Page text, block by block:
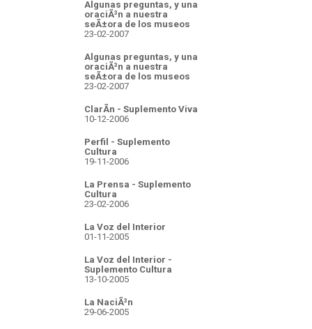
Algunas preguntas, y una
oraciÃ³n a nuestra
seÃ±ora de los museos
23-02-2007
Algunas preguntas, y una
oraciÃ³n a nuestra
seÃ±ora de los museos
23-02-2007
ClarÃ­n - Suplemento Viva
10-12-2006
Perfil - Suplemento
Cultura
19-11-2006
La Prensa - Suplemento
Cultura
23-02-2006
La Voz del Interior
01-11-2005
La Voz del Interior -
Suplemento Cultura
13-10-2005
La NaciÃ³n
29-06-2005